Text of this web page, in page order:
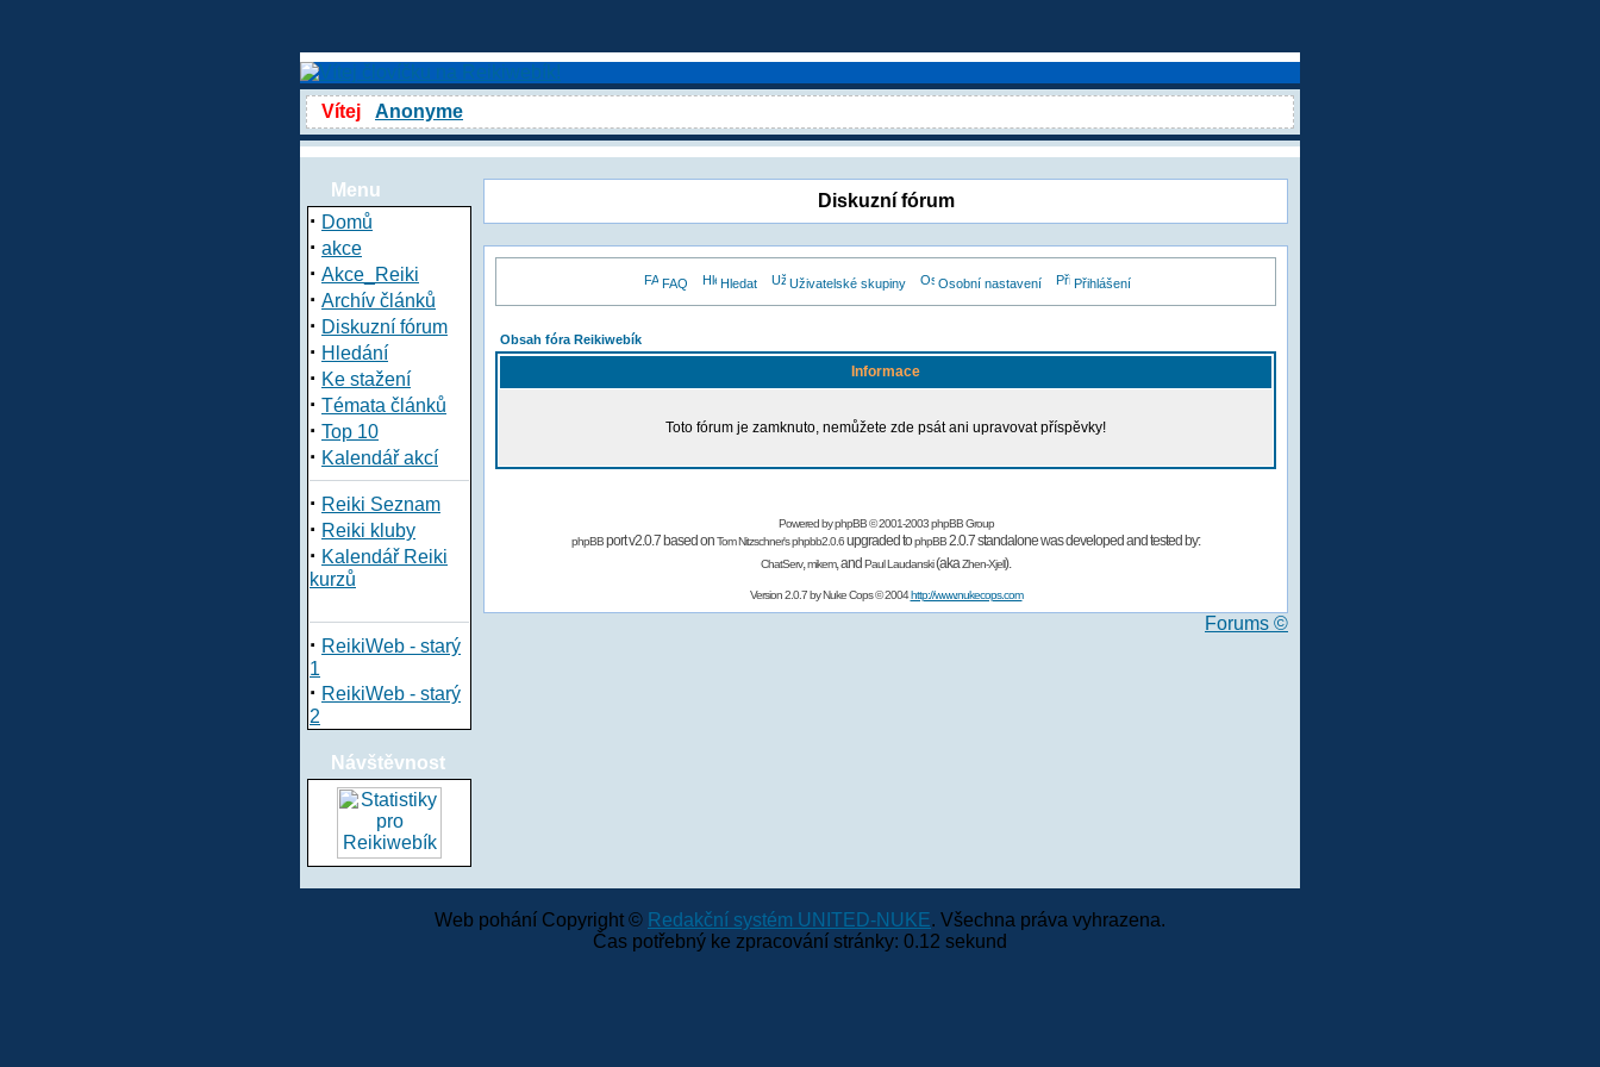
Vítej Anonyme
Menu
· Domů
· akce
· Akce_Reiki
· Archív článků
· Diskuzní fórum
· Hledání
· Ke stažení
· Témata článků
· Top 10
· Kalendář akcí
· Reiki Seznam
· Reiki kluby
· Kalendář Reiki
kurzů
· ReikiWeb - starý
1
· ReikiWeb - starý
2
Návštěvnost
Diskuzní fórum
FAQ Hledat Uživatelské skupiny Osobní nastavení Přihlášení
Obsah fóra Reikiwebík
Informace
Toto fórum je zamknuto, nemůžete zde psát ani upravovat příspěvky!
Powered byphpBB© 2001-2003 phpBB Group
phpBBport v2.0.7 based onTom Nitzschner'sphpbb2.0.6upgraded tophpBB2.0.7 standalone was developed and tested by:
ChatServ,mikem,and Paul Laudanski(akaZhen-Xjell).
Version 2.0.7 byNuke Cops© 2004http://www.nukecops.com
Forums ©
Web pohání Copyright © Redakční systém UNITED-NUKE. Všechna práva vyhrazena.
Čas potřebný ke zpracování stránky: 0.12 sekund